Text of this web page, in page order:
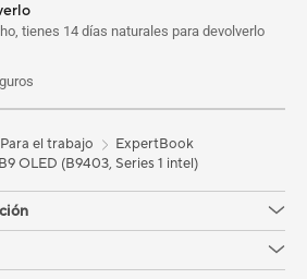
tienes 14 días naturales para devolverlo
Para el trabajo
ExpertBook
OLED (B9403, Series 1 intel)